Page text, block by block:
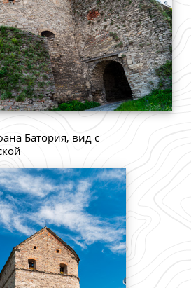
Батория, вид с